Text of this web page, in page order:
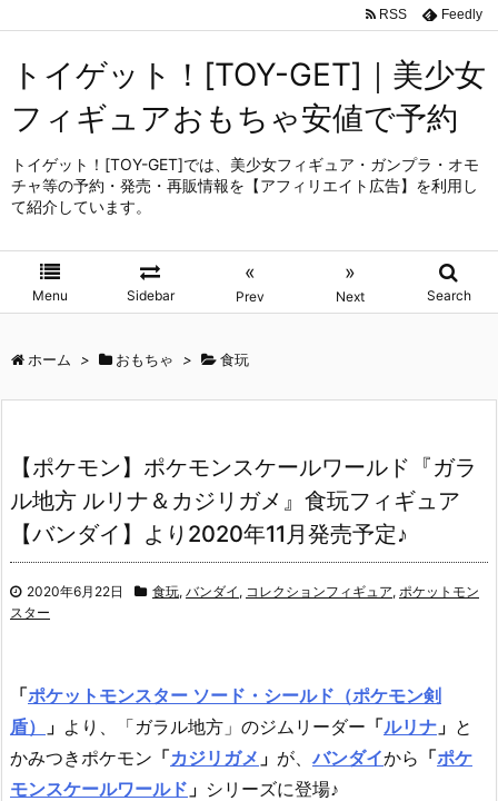
トイゲット！[TOY-GET]｜美少女
フィギュアおもちゃ安値で予約
トイゲット！[TOY-GET]では、美少女フィギュア・ガンプラ・オモ
チャ等の予約・発売・再販情報を【アフィリエイト広告】を利用し
て紹介しています。
Menu Sidebar
«
Prev
»
Next Search
RSS Feedly
ホーム > おもちゃ > 食玩
【ポケモン】ポケモンスケールワールド『ガラ
ル地方 ルリナ＆カジリガメ』食玩フィギュア
【バンダイ】より2020年11月発売予定♪
2020年6月22日 食玩, バンダイ , コレクションフィギュア, ポケットモン
スター
「ポケットモンスター ソード・シールド（ポケモン剣
盾）
」 より、「ガラル地方」のジムリーダー 「ルリナ 」 と
かみつきポケモン 「カジリガメ 」 が、バンダイから 「ポケ
モンスケールワールド 」 シリーズに登場♪